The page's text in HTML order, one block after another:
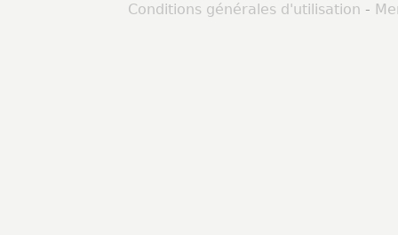
Conditions générales d'utilisation -